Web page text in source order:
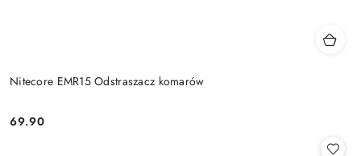
Nitecore EMR15 Odstraszacz komarów
Cena:
69.90